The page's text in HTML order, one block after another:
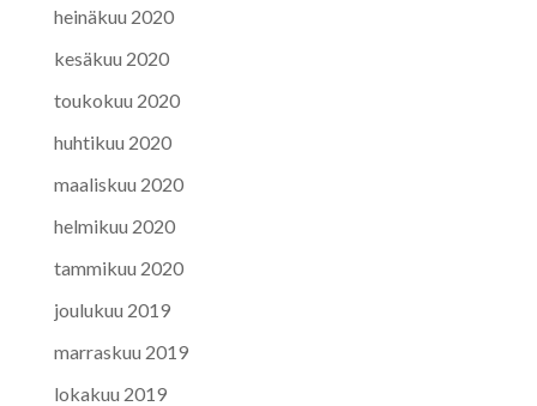
heinäkuu 2020
kesäkuu 2020
toukokuu 2020
huhtikuu 2020
maaliskuu 2020
helmikuu 2020
tammikuu 2020
joulukuu 2019
marraskuu 2019
lokakuu 2019